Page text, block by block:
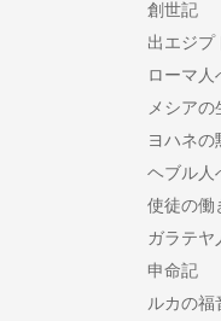
創世記
出エジプ
ローマ人
メシアの
ヨハネの
ヘブル人
使徒の働
ガラテヤ
申命記
ルカの福